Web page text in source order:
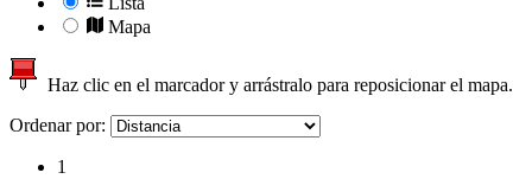
Mapa
Haz clic en el marcador y arrástralo para reposicionar el mapa.
Ordenar por:
1